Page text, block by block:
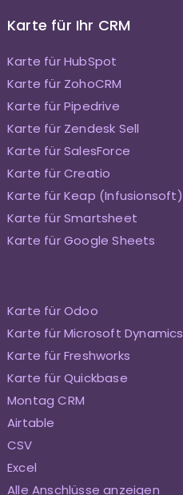
Karte für Ihr CRM
Karte für HubSpot
Karte für ZohoCRM
Karte für Pipedrive
Karte für Zendesk Sell
Karte für SalesForce
Karte für Creatio
Karte für Keap (Infusionsoft)
Karte für Smartsheet
Karte für Google Sheets
Karte für Odoo
Karte für Microsoft Dynamics
Karte für Freshworks
Karte für Quickbase
Montag CRM
Airtable
CSV
Excel
Alle Anschlüsse anzeigen